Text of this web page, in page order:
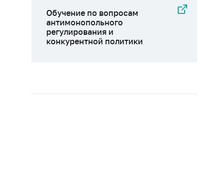
Обучение по вопросам
антимонопольного
регулирования и
конкурентной политики